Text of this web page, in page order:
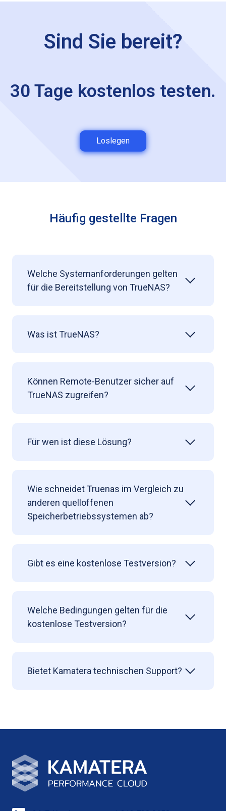
Sind Sie bereit?
30 Tage kostenlos testen.
Loslegen
Häufig gestellte Fragen
Welche Systemanforderungen gelten
für die Bereitstellung von TrueNAS?
Was ist TrueNAS?
Können Remote-Benutzer sicher auf
TrueNAS zugreifen?
Für wen ist diese Lösung?
Wie schneidet Truenas im Vergleich zu
anderen quelloffenen
Speicherbetriebssystemen ab?
Gibt es eine kostenlose Testversion?
Welche Bedingungen gelten für die
kostenlose Testversion?
Bietet Kamatera technischen Support?